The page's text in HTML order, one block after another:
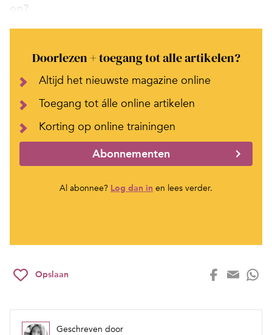
op?
Doorlezen + toegang tot alle artikelen?
Altijd het nieuwste magazine online
Toegang tot álle online artikelen
Korting op online trainingen
Abonnementen
Al abonnee? Log dan in en lees verder.
Opslaan
Geschreven door